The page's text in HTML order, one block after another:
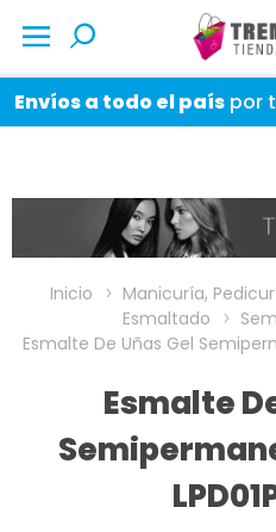
Envíos a todo el país por
Inicio Manicuría,
Esmaltado
Esmalte De Uñas Gel
Esmalte